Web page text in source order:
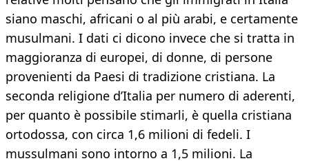
siano maschi, africani o al più arabi, e certamente
musulmani. I dati ci dicono invece che si tratta in
maggioranza di europei, di donne, di persone
provenienti da Paesi di tradizione cristiana. La
seconda religione d’Italia per numero di aderenti,
per quanto è possibile stimarli, è quella cristiana
ortodossa, con circa 1,6 milioni di fedeli. I
mussulmani sono intorno a 1,5 milioni. La